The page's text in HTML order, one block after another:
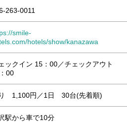
263-0011
smile-
hotels/show/kanazawa
ックイン 15：00／チェックアウト
00
1,100円／1日 30台(先着順)
駅から車で10分